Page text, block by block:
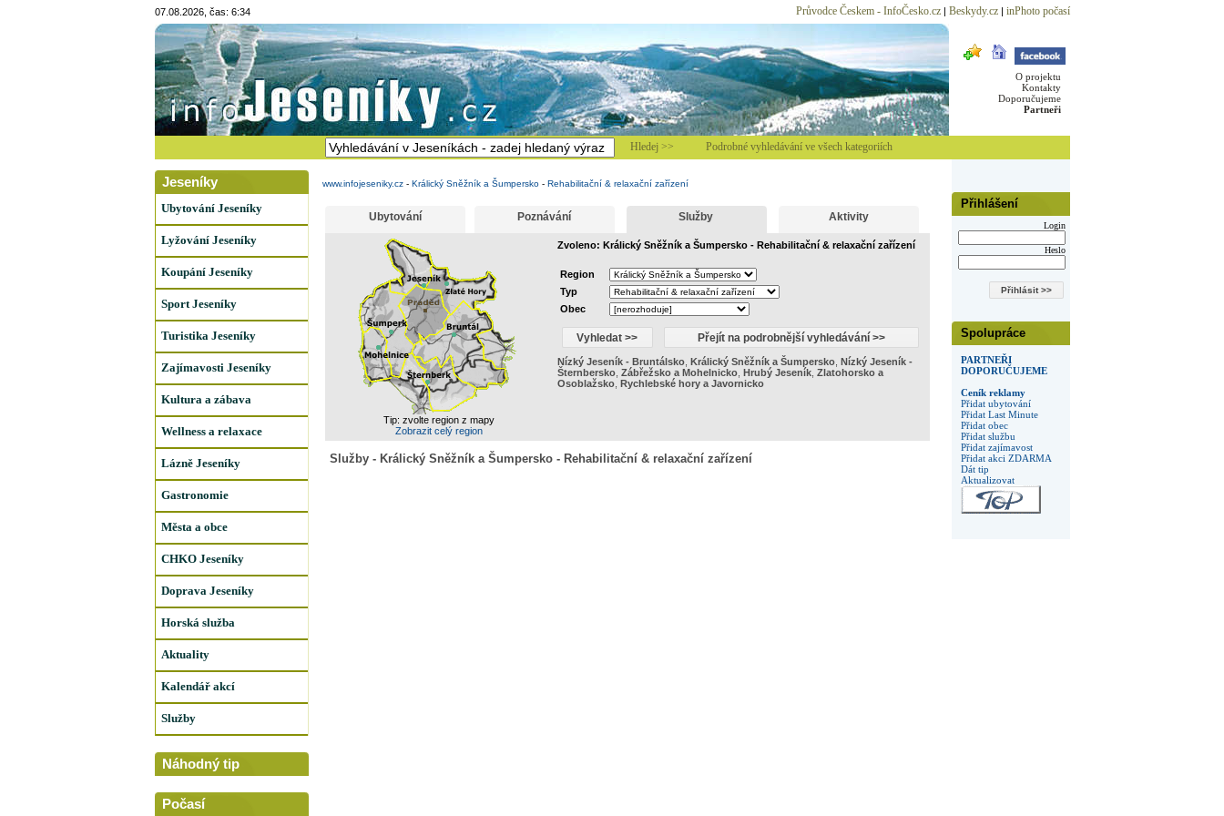
07.08.2026, čas: 6:34 Průvodce Českem - InfoČesko.cz| Beskydy.cz| inPhoto počasí
O projektu
Kontakty
Doporučujeme
Partneři
Hledej >> Podrobné vyhledávání ve všech kategoriích
Přihlášení
Login
Heslo
Spolupráce
PARTNEŘI
DOPORUČUJEME
Ceník reklamy
Přidat ubytování
Přidat Last Minute
Přidat obec
Přidat službu
Přidat zajímavost
Přidat akci ZDARMA
Dát tip
Aktualizovat
Jeseníky
Ubytování Jeseníky
Lyžování Jeseníky
Koupání Jeseníky
Sport Jeseníky
Turistika Jeseníky
Zajímavosti Jeseníky
Kultura a zábava
Wellness a relaxace
Lázně Jeseníky
Gastronomie
Města a obce
CHKO Jeseníky
Doprava Jeseníky
Horská služba
Aktuality
Kalendář akcí
Služby
Náhodný tip
Počasí
www.infojeseniky.cz- Králický Sněžník a Šumpersko- Rehabilitační & relaxační zařízení
Ubytování Poznávání Služby Aktivity
Tip: zvolte region z mapy
Zobrazit celý region
Zvoleno: Králický Sněžník a Šumpersko - Rehabilitační & relaxační zařízení
Region
Typ
Obec
Nízký Jeseník - Bruntálsko, Králický Sněžník a Šumpersko, Nízký Jeseník -
Šternbersko, Zábřežsko a Mohelnicko, Hrubý Jeseník, Zlatohorsko a
Osoblažsko, Rychlebské hory a Javornicko
Služby - Králický Sněžník a Šumpersko - Rehabilitační & relaxační zařízení